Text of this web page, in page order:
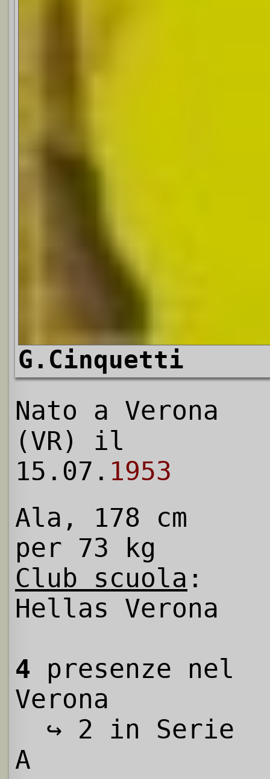
G.Cinquetti
Nato a Verona
(VR) il
15.07. 1953
Ala, 178 cm
per 73 kg
Club scuola :
Hellas Verona
4 presenze nel
Verona
↪ 2 in Serie
A